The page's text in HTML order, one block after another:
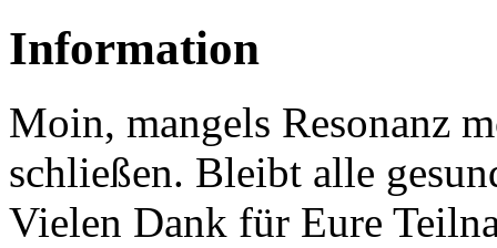
Information
Moin, mangels Resonanz
schließen. Bleibt alle
Vielen Dank für Eure